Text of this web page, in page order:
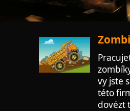
vy jste
této
dovézt